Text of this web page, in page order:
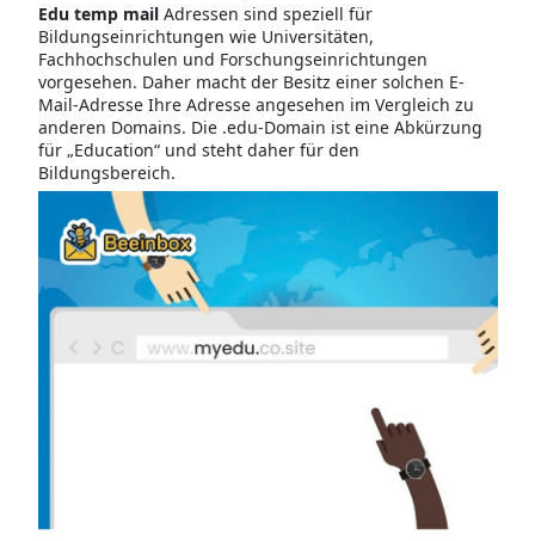
Edu temp mailAdressen sind speziell für
Bildungseinrichtungen wie Universitäten,
Fachhochschulen und Forschungseinrichtungen
vorgesehen. Daher macht der Besitz einer solchen E-
Mail-Adresse Ihre Adresse angesehen im Vergleich zu
anderen Domains. Die .edu-Domain ist eine Abkürzung
für „Education“ und steht daher für den
Bildungsbereich.